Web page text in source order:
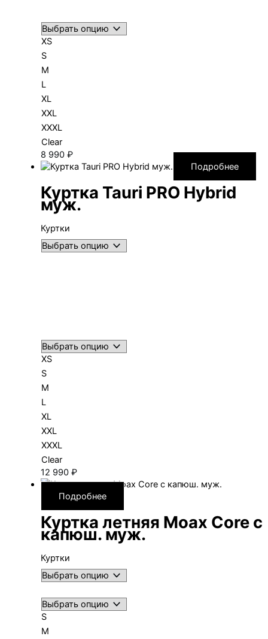
XS
S
M
L
XL
XXL
XXXL
Clear
8 990 ₽
Подробнее
Куртка Tauri PRO Hybrid
муж.
Куртки
XS
S
M
L
XL
XXL
XXXL
Clear
12 990 ₽
Подробнее
Куртка летняя Moax Core с
капюш. муж.
Куртки
S
M